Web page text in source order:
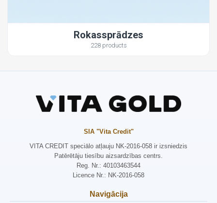
Rokassprādzes
228 products
SIA "Vita Credit"
VITA CREDIT speciālo atļauju NK-2016-058 ir izsniedzis
Patērētāju tiesību aizsardzības centrs.
Reg. Nr.: 40103463544
Licence Nr.: NK-2016-058
Navigācija